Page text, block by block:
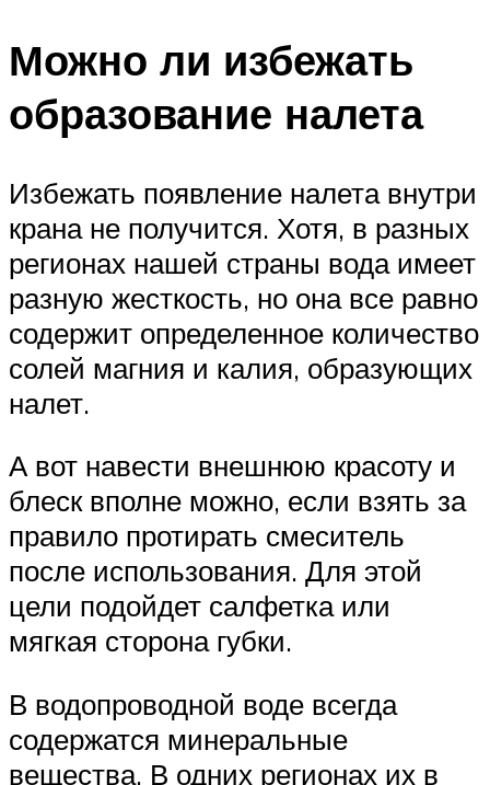
Можно ли избежать
образование налета
Избежать появление налета внутри
крана не получится. Хотя, в разных
регионах нашей страны вода имеет
разную жесткость, но она все равно
содержит определенное количество
солей магния и калия, образующих
налет.
А вот навести внешнюю красоту и
блеск вполне можно, если взять за
правило протирать смеситель
после использования. Для этой
цели подойдет салфетка или
мягкая сторона губки.
В водопроводной воде всегда
содержатся минеральные
вещества. В одних регионах их в